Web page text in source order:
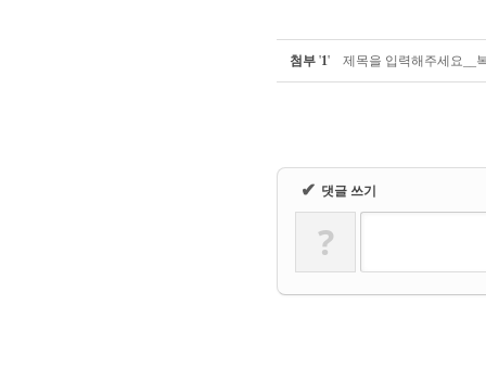
첨부 '1' 제목을 입력해주세요__
✔ 댓글 쓰기
?